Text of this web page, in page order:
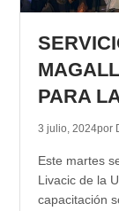
PARA
3 julio, 2024por
Este martes
Livacic de la
capacitación